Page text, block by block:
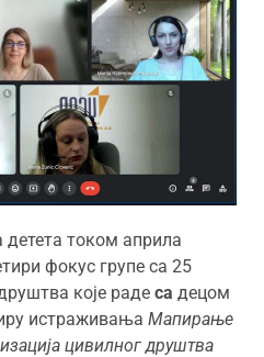
током априла
фокус групе са 25
које раде са децом
истраживања Мапирање
цивилног друштва